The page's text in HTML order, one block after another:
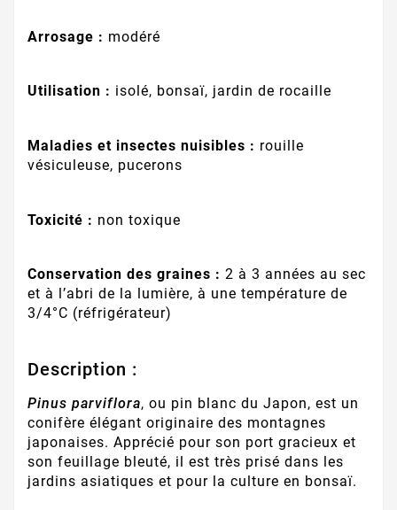
Arrosage : modéré
Utilisation : isolé, bonsaï, jardin de rocaille
Maladies et insectes nuisibles : rouille
vésiculeuse, pucerons
Toxicité : non toxique
Conservation des graines : 2 à 3 années au sec
et à l’abri de la lumière, à une température de
3/4°C (réfrigérateur)
Description :
Pinus parviflora, ou pin blanc du Japon, est un
conifère élégant originaire des montagnes
japonaises. Apprécié pour son port gracieux et
son feuillage bleuté, il est très prisé dans les
jardins asiatiques et pour la culture en bonsaï.